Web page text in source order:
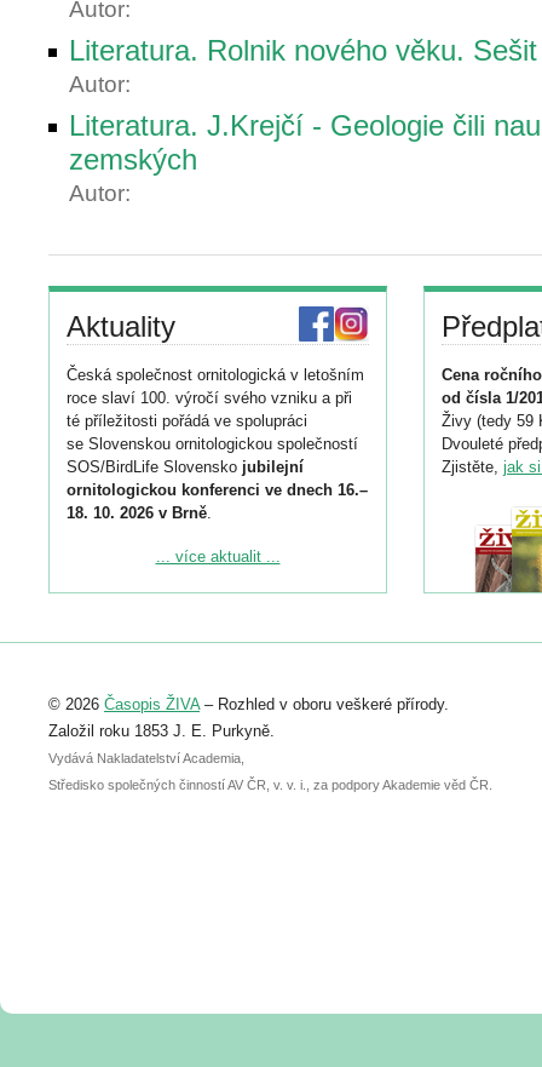
Autor:
Literatura. Rolnik nového věku.
Autor:
Literatura. J.Krejčí - Geologie čili
zemských
Autor:
Aktuality
Česká společnost ornitologická v letošním
roce slaví 100. výročí svého vzniku a při
té příležitosti pořádá ve spolupráci
se Slovenskou ornitologickou společností
SOS/BirdLife Slovensko jubilejní
ornitologickou konferenci ve dnech 16.–
18. 10. 2026 v Brně.
Podrobnější informace ke konferenci
Registrovat se můžete do 6. září.
abstraktu přihlášené přednášky nebo
posteru je už 30. června.
... více aktualit ...
Cena
od čísla 1/
Živy (tedy 59
Dvouleté
Zjistěte, jak
© 2026 Časopis ŽIVA– Rozhled v oboru veškeré přírody.
Založil roku 1853 J. E. Purkyně.
Vydává Nakladatelství Academia,
Středisko společných činností AV ČR, v. v. i., za podpory Akademie věd ČR.